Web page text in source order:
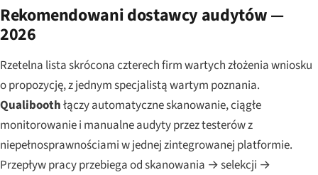
Rekomendowani dostawcy audytów —
2026
Rzetelna lista skrócona czterech firm wartych złożenia wniosku
o propozycję, z jednym specjalistą wartym poznania.
Qualiboothłączy automatyczne skanowanie, ciągłe
monitorowanie i manualne audyty przez testerów z
niepełnosprawnościami w jednej zintegrowanej platformie.
Przepływ pracy przebiega od skanowania → selekcji →